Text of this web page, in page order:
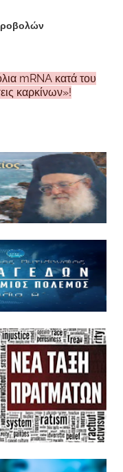
mRNA κατά του
καρκίνων»!